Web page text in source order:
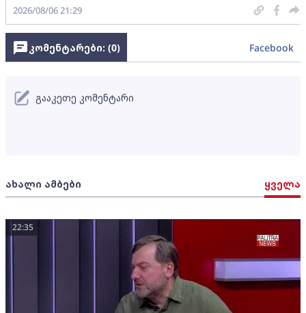
2026/08/06 21:29
ახალი ამბები ყველა
22:35
კომენტარები: (0) Facebook
გააკეთე კომენტარი